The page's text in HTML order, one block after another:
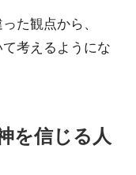
た観点から、
考えるようにな
を信じる人